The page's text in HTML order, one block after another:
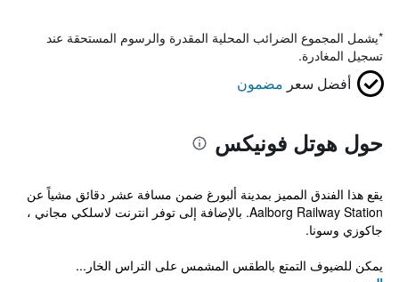
*يشمل المجموع الضرائب المحلية المقدرة والرسوم المستحقة عند
تسجيل المغادرة.
أفضل سعر مضمون
حول هوتل فونيكس
يقع هذا الفندق المميز بمدينة ألبورغ ضمن مسافة عشر دقائق مشياً عن
Aalborg Railway Station. بالإضافة إلى توفر انترنت لاسلكي مجاني ،
جاكوزي وسونا.
يمكن للضيوف التمتع بالطقس المشمس على التراس الخار...